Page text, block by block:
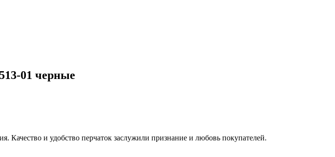
01 черные
Качество и удобство перчаток заслужили признание и любовь покупателей.